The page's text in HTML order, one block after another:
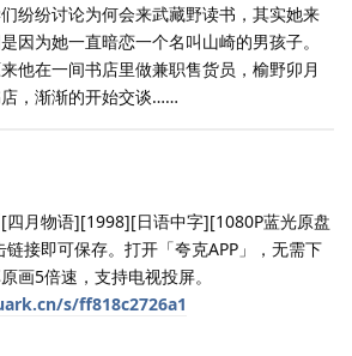
纷纷讨论为何会来武藏野读书，其实她来
因为她一直暗恋一个名叫山崎的男孩子。
他在一间书店里做兼职售货员，榆野卯月
，渐渐的开始交谈……
四月物语][1998][日语中字][1080P蓝光原盘
接即可保存。打开「夸克APP」，无需下
画5倍速，支持电视投屏。
s/ff818c2726a1